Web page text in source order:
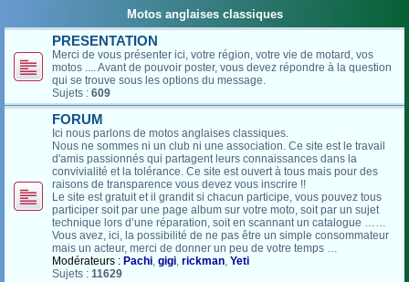
Motos anglaises classiques
PRESENTATION
Merci de vous présenter ici, votre région, votre vie de motard, vos
motos .... Avant de pouvoir poster, vous devez répondre à la question
qui se trouve sous les options du message.
Sujets : 609
FORUM
Ici nous parlons de motos anglaises classiques.
Nous ne sommes ni un club ni une association. Ce site est le travail
d'amis passionnés qui partagent leurs connaissances dans la
convivialité et la tolérance. Ce site est ouvert à tous mais pour des
raisons de transparence vous devez vous inscrire !!
Le site est gratuit et il grandit si chacun participe, vous pouvez tous
participer soit par une page album sur votre moto, soit par un sujet
technique lors d’une réparation, soit en scannant un catalogue ……
Vous avez, ici, la possibilité de ne pas être un simple consommateur
mais un acteur, merci de donner un peu de votre temps …
Modérateurs : Pachi, gigi, rickman, Yeti
Sujets : 11629